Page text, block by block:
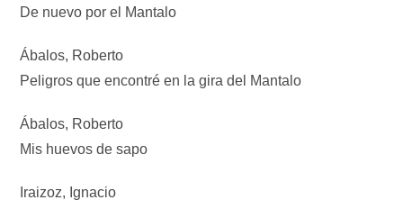
De nuevo por el Mantalo
Ábalos, Roberto
Peligros que encontré en la gira del Mantalo
Ábalos, Roberto
Mis huevos de sapo
Iraizoz, Ignacio